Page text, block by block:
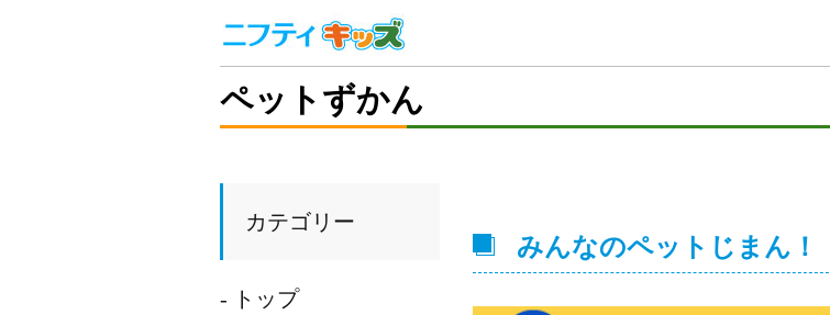
ペットずかん
カテゴリー
- トップ
みんなのペットじまん！